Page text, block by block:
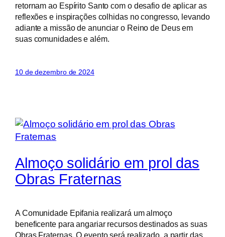
retornam ao Espírito Santo com o desafio de aplicar as
reflexões e inspirações colhidas no congresso, levando
adiante a missão de anunciar o Reino de Deus em
suas comunidades e além.
10 de dezembro de 2024
Almoço solidário em prol das
Obras Fraternas
A Comunidade Epifania realizará um almoço
beneficente para angariar recursos destinados as suas
Obras Fraternas. O evento será realizado, a partir das